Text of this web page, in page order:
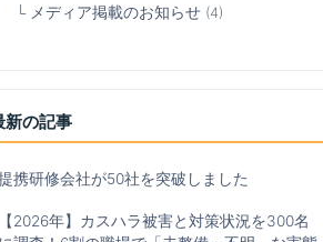
メディア掲載のお知らせ (4)
新の記事
携研修会社が50社を突破しました
【2026年】カスハラ被害と対策状況を300名